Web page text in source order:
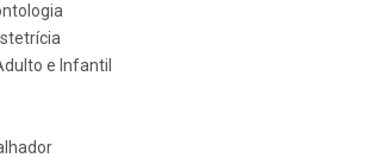
e Infantil